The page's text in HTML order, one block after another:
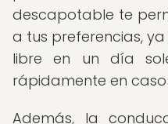
descapotable te
a tus preferencias,
libre en un día
rápidamente en caso
Además, la